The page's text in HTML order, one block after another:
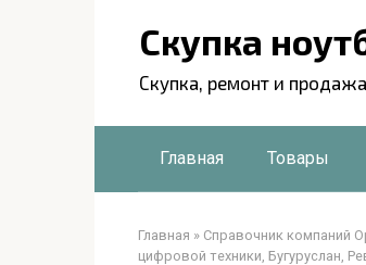
Скупка
Скупка, ремонт и
Главная Товары
Главная » Справочник компаний
цифровой техники, Бугуруслан,